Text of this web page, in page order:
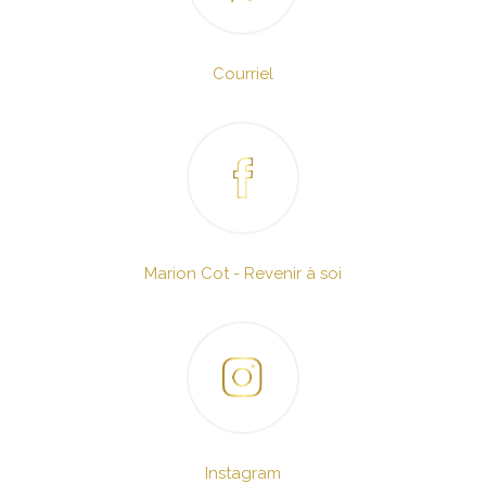
Courriel
Marion Cot - Revenir à soi
Instagram